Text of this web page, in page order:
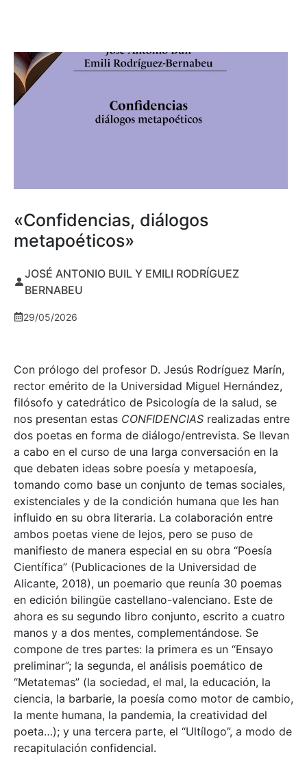
«Confidencias, diálogos
metapoéticos»
JOSÉ ANTONIO BUIL Y EMILI RODRÍGUEZ
BERNABEU
29/05/2026
Con prólogo del profesor D. Jesús Rodríguez Marín,
rector emérito de la Universidad Miguel Hernández,
filósofo y catedrático de Psicología de la salud, se
nos presentan estas CONFIDENCIAS realizadas entre
dos poetas en forma de diálogo/entrevista. Se llevan
a cabo en el curso de una larga conversación en la
que debaten ideas sobre poesía y metapoesía,
tomando como base un conjunto de temas sociales,
existenciales y de la condición humana que les han
influido en su obra literaria. La colaboración entre
ambos poetas viene de lejos, pero se puso de
manifiesto de manera especial en su obra “Poesía
Científica” (Publicaciones de la Universidad de
Alicante, 2018), un poemario que reunía 30 poemas
en edición bilingüe castellano-valenciano. Este de
ahora es su segundo libro conjunto, escrito a cuatro
manos y a dos mentes, complementándose. Se
compone de tres partes: la primera es un “Ensayo
preliminar”; la segunda, el análisis poemático de
“Metatemas” (la sociedad, el mal, la educación, la
ciencia, la barbarie, la poesía como motor de cambio,
la mente humana, la pandemia, la creatividad del
poeta…); y una tercera parte, el “Ultílogo”, a modo de
recapitulación confidencial.